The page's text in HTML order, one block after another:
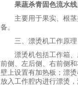
果蔬杀青固色流水线
主要用于果实、根
备。
三、漂烫机工作原理
漂烫机包括工作箱
前侧、左后侧、右前侧
壁上设置有加热板；漂
放入工作腔内进行漂烫